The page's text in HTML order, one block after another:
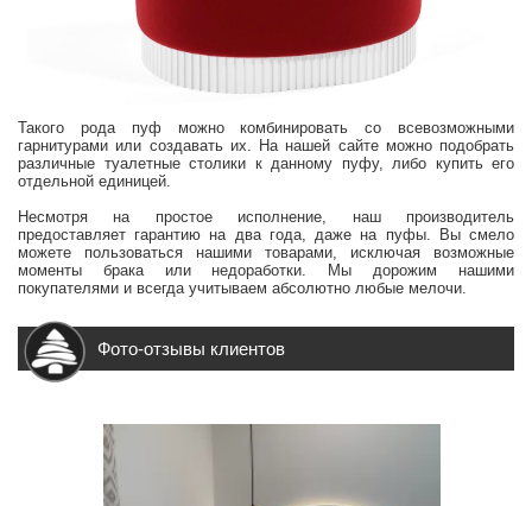
Такого рода пуф можно комбинировать со всевозможными
гарнитурами или создавать их. На нашей сайте можно подобрать
различные туалетные столики к данному пуфу, либо купить его
отдельной единицей.
Несмотря на простое исполнение, наш производитель
предоставляет гарантию на два года, даже на пуфы. Вы смело
можете пользоваться нашими товарами, исключая возможные
моменты брака или недоработки. Мы дорожим нашими
покупателями и всегда учитываем абсолютно любые мелочи.
Фото-отзывы клиентов